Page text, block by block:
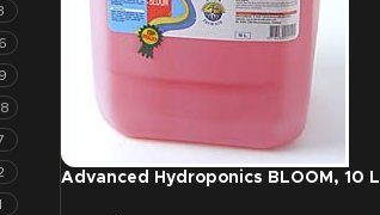
Advanced Hydroponics BLOOM, 10 L